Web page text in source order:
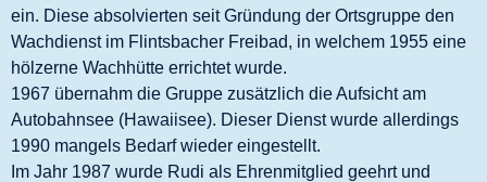
ein. Diese absolvierten seit Gründung der Ortsgruppe den
Wachdienst im Flintsbacher Freibad, in welchem 1955 eine
hölzerne Wachhütte errichtet wurde.
1967 übernahm die Gruppe zusätzlich die Aufsicht am
Autobahnsee (Hawaiisee). Dieser Dienst wurde allerdings
1990 mangels Bedarf wieder eingestellt.
Im Jahr 1987 wurde Rudi als Ehrenmitglied geehrt und